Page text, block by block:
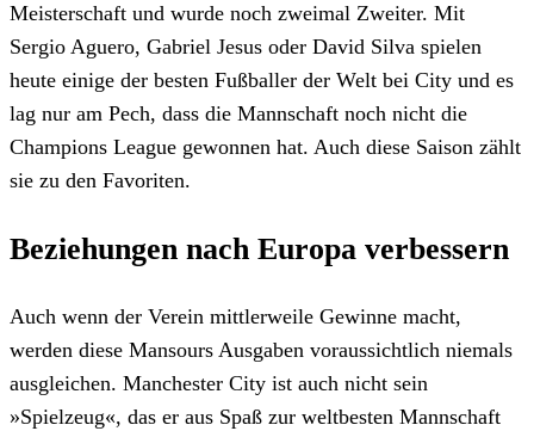
Meisterschaft und wurde noch zweimal Zweiter. Mit
Sergio Aguero, Gabriel Jesus oder David Silva spielen
heute einige der besten Fußballer der Welt bei City und es
lag nur am Pech, dass die Mannschaft noch nicht die
Champions League gewonnen hat. Auch diese Saison zählt
sie zu den Favoriten.
Beziehungen nach Europa verbessern
Auch wenn der Verein mittlerweile Gewinne macht,
werden diese Mansours Ausgaben voraussichtlich niemals
ausgleichen. Manchester City ist auch nicht sein
»Spielzeug«, das er aus Spaß zur weltbesten Mannschaft